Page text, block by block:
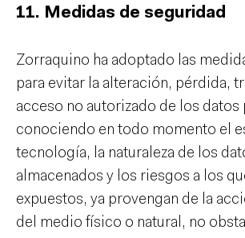
11. Medidas de seguridad
Zorraquino ha adoptado las
para evitar la alteración, pérdida,
acceso no autorizado de los datos
conociendo en todo momento el
tecnología, la naturaleza de los
almacenados y los riesgos a los
expuestos, ya provengan de la
del medio físico o natural, no